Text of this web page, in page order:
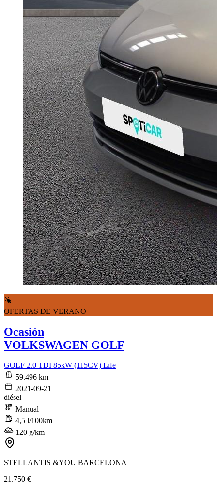
OFERTAS DE VERANO
Ocasión
VOLKSWAGEN GOLF
GOLF 2.0 TDI 85kW (115CV) Life
59.496 km
2021-09-21
diésel
Manual
4,5 l/100km
120 g/km
STELLANTIS &YOU BARCELONA
21.750 €